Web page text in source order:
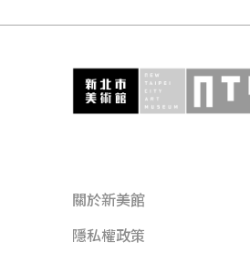
關於新美館
隱私權政策